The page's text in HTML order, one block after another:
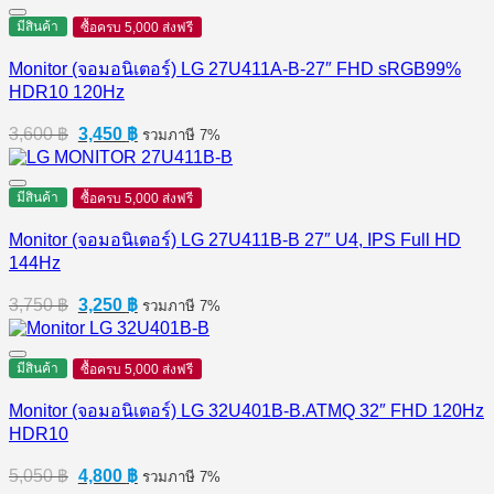
2,990 ฿.2,550 ฿.
มีสินค้า ซื้อครบ 5,000 ส่งฟรี
Monitor (จอมอนิเตอร์) LG 27U411A-B-27″ FHD sRGB99%
HDR10 120Hz
3,600฿ Original
price
was:
3,600 ฿.
3,450 ฿Current
price
is:
3,450 ฿.
รวมภาษี 7%
มีสินค้า ซื้อครบ 5,000 ส่งฟรี
Monitor (จอมอนิเตอร์) LG 27U411B-B 27″ U4, IPS Full HD
144Hz
3,750฿ Original
price
was:
3,750 ฿.
3,250 ฿Current
price
is:
3,250 ฿.
รวมภาษี 7%
มีสินค้า ซื้อครบ 5,000 ส่งฟรี
Monitor (จอมอนิเตอร์) LG 32U401B-B.ATMQ 32″ FHD 120Hz
HDR10
5,050฿ Original
price
4,800 ฿Current
price
รวมภาษี 7%